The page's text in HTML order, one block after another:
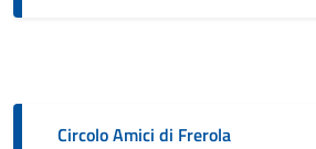
Circolo Amici di Frerola